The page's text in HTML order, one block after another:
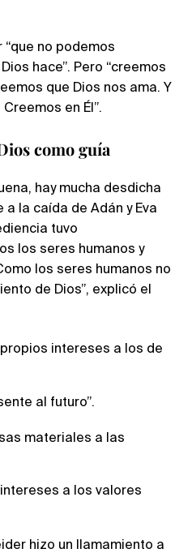
no podemos
hace”. Pero “creemos
que Dios nos ama. Y
en Él”.
como guía
hay mucha desdicha
la caída de Adán y Eva
tuvo
los seres humanos y
los seres humanos no
de Dios”, explicó el
intereses a los de
al futuro”.
materiales a las
a los valores
hizo un llamamiento a